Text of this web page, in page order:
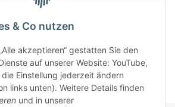
& Co nutzen
akzeptieren“ gestatten Sie den
auf unserer Website: YouTube,
Einstellung jederzeit ändern
links unten). Weitere Details finden
und in unserer